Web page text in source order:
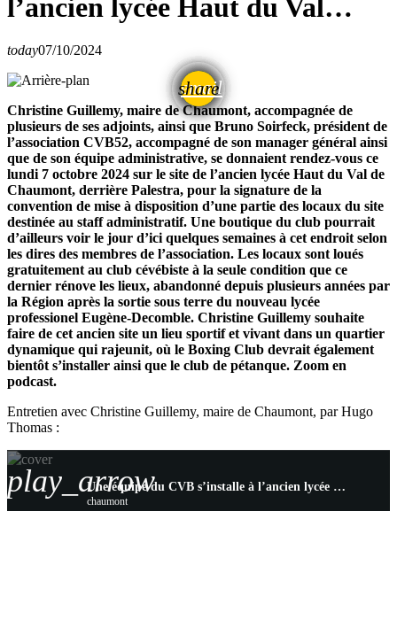
l’ancien lycée Haut du Val…
today07/10/2024
share
email
Christine Guillemy, maire de Chaumont, accompagnée de
plusieurs de ses adjoints, ainsi que Bruno Soirfeck, président de
l’association CVB52, accompagné de son manager général ainsi
que de son équipe administrative, se donnaient rendez-vous ce
lundi 7 octobre 2024 sur le site de l’ancien lycée Haut du Val de
Chaumont, derrière Palestra, pour la signature de la
convention de mise à disposition d’une partie des locaux du site
destinée au staff administratif. Une boutique du club pourrait
d’ailleurs voir le jour d’ici quelques semaines à cet endroit selon
les dires des membres de l’association. Les locaux sont loués
gratuitement au club cévébiste à la seule condition que ce
dernier rénove les lieux, abandonné depuis plusieurs années par
la Région après la sortie sous terre du nouveau lycée
professionel Eugène-Decomble. Christine Guillemy souhaite
faire de cet ancien site un lieu sportif et vivant dans un quartier
dynamique qui rajeunit, où le Boxing Club devrait également
bientôt s’installer ainsi que le club de pétanque. Zoom en
podcast.
Entretien avec Christine Guillemy, maire de Chaumont, par Hugo
Thomas :
play_arrow Une équipe du CVB s’installe à l’ancien lycée Haut du Val…
chaumont